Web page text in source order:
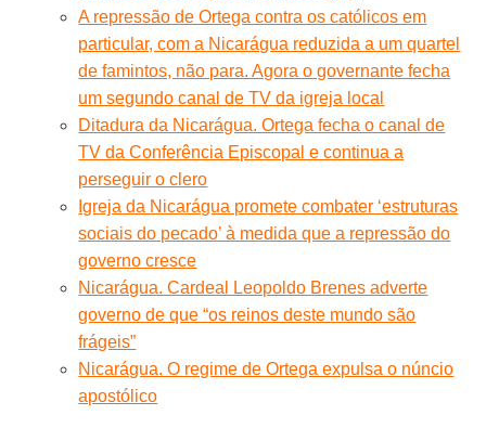
A repressão de Ortega contra os católicos em
particular, com a Nicarágua reduzida a um quartel
de famintos, não para. Agora o governante fecha
um segundo canal de TV da igreja local
Ditadura da Nicarágua. Ortega fecha o canal de
TV da Conferência Episcopal e continua a
perseguir o clero
Igreja da Nicarágua promete combater ‘estruturas
sociais do pecado’ à medida que a repressão do
governo cresce
Nicarágua. Cardeal Leopoldo Brenes adverte
governo de que “os reinos deste mundo são
frágeis”
Nicarágua. O regime de Ortega expulsa o núncio
apostólico